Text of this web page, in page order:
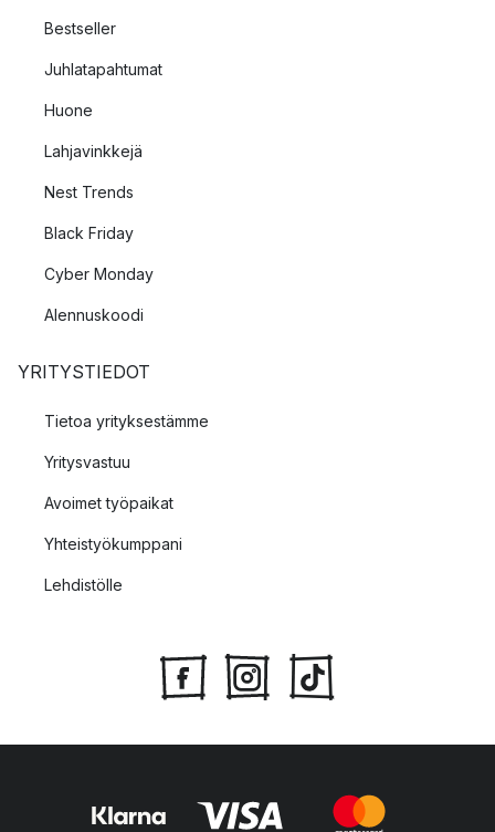
Bestseller
Juhlatapahtumat
Huone
Lahjavinkkejä
Nest Trends
Black Friday
Cyber Monday
Alennuskoodi
YRITYSTIEDOT
Tietoa yrityksestämme
Yritysvastuu
Avoimet työpaikat
Yhteistyökumppani
Lehdistölle